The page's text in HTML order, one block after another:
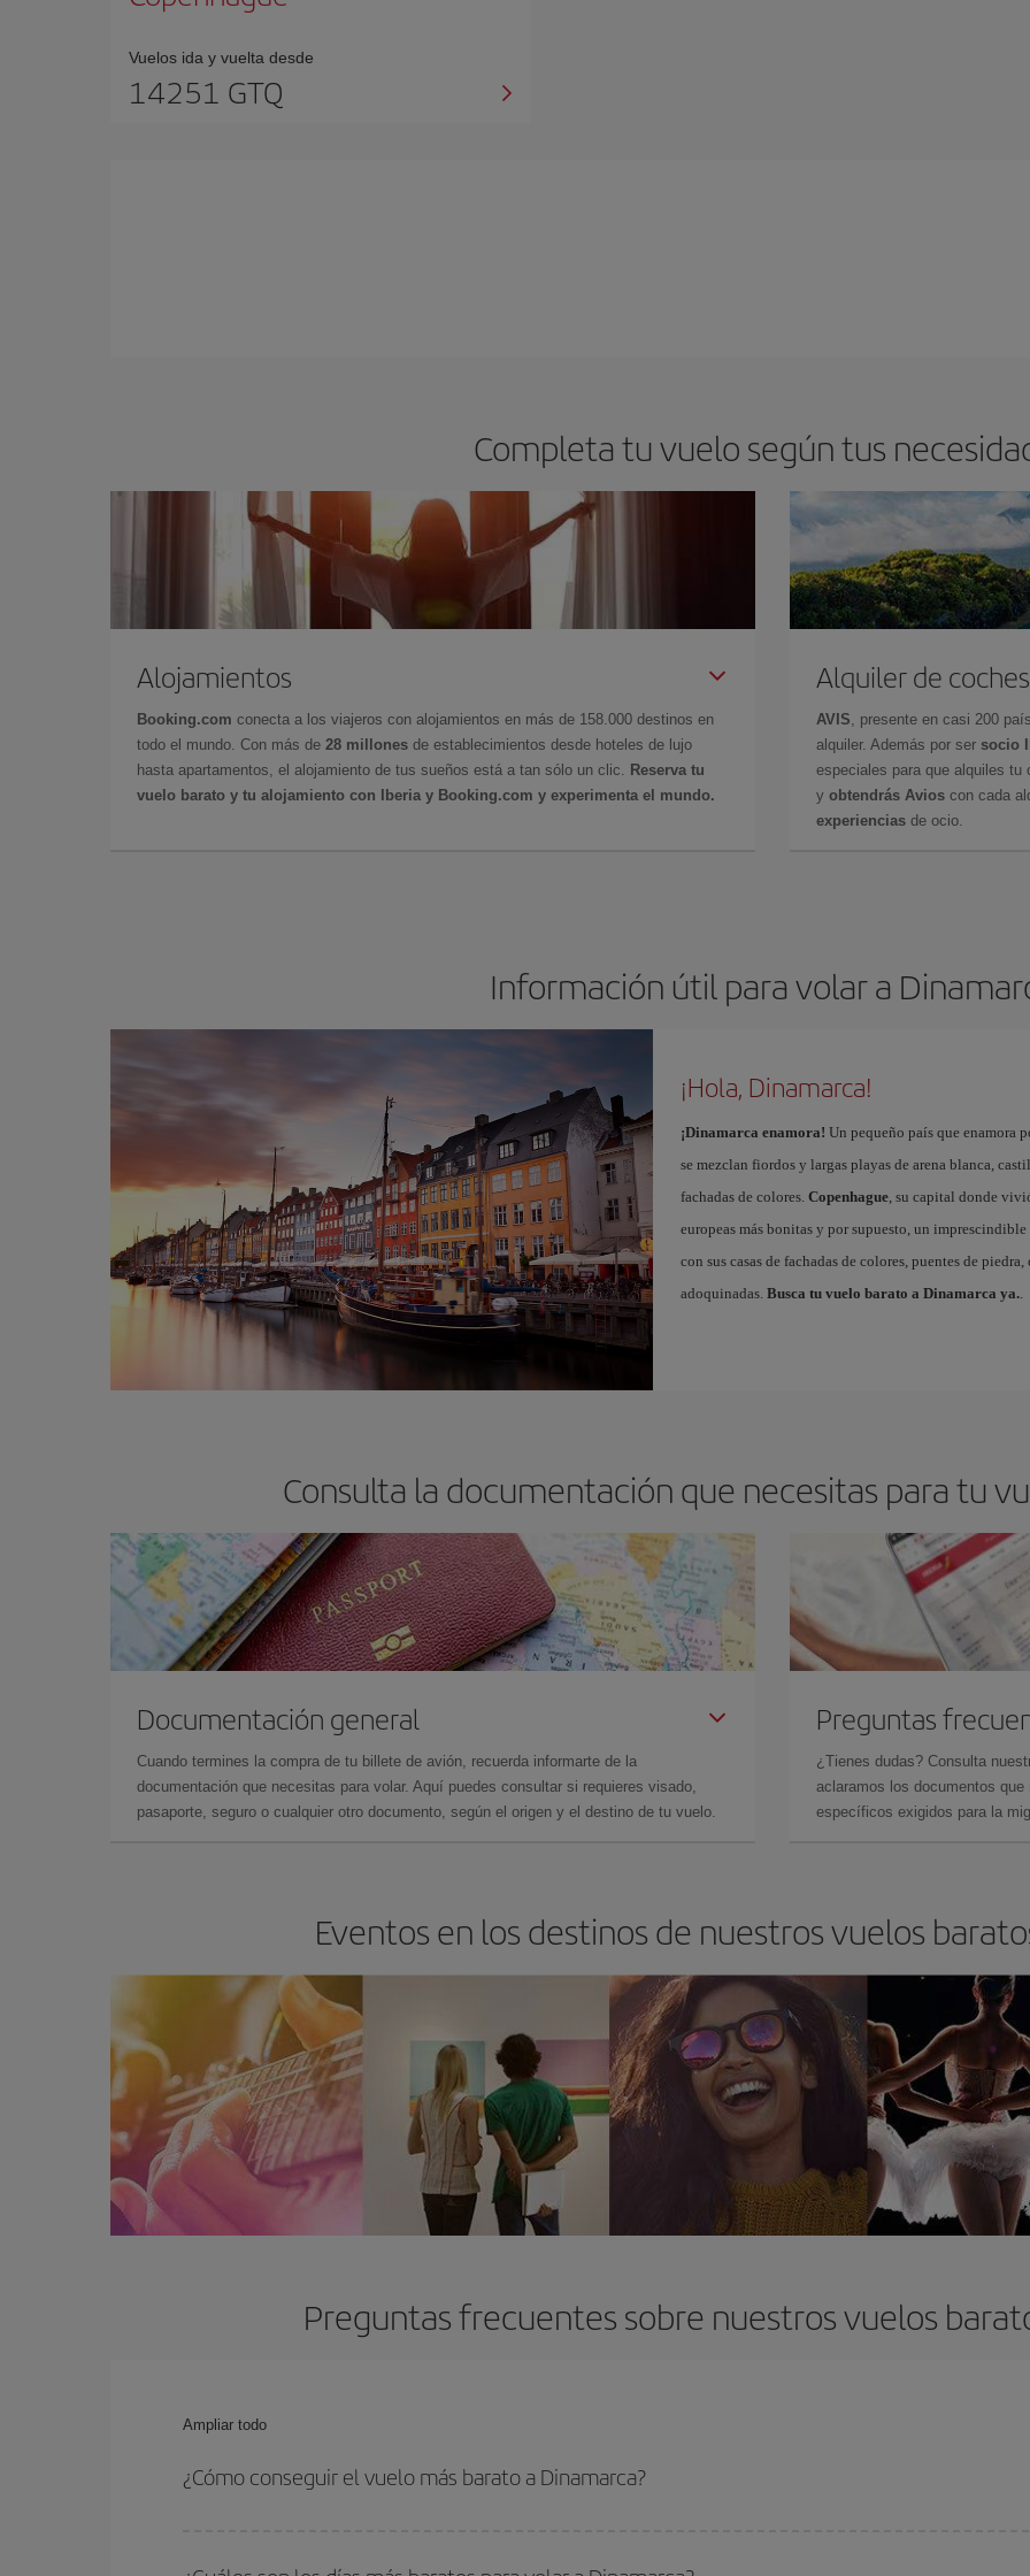
Vuelos ida y vuelta desde
14251 GTQ
Completa tu vuelo según tus
Alojamientos
Booking.com conecta a los viajeros con alojamientos en más de 158.000 destinos en
todo el mundo. Con más de 28 millones de establecimientos desde hoteles de lujo
hasta apartamentos, el alojamiento de tus sueños está a tan sólo un clic.
Reserva tu
vuelo barato y tu alojamiento con Iberia y Booking.com y experimenta el mundo.
Alquiler de coches
AVIS , presente en casi 200
alquiler. Además por ser socio
especiales para que alquiles tu
y obtendrás Avios con cada
experiencias de ocio.
Información útil para volar a
¡Hola, Dinamarca!
¡Dinamarca enamora! Un pequeño país que enamora
se mezclan fiordos y largas playas de arena blanca,
fachadas de colores. Copenhague, su capital donde
europeas más bonitas y por supuesto, un
con sus casas de fachadas de colores, puentes de
adoquinadas. Busca tu vuelo barato a Dinamarca ya..
Consulta la documentación que necesitas para tu
Documentación general
Cuando termines la compra de tu billete de avión, recuerda informarte de la
documentación que necesitas para volar. Aquí puedes consultar si requieres visado,
pasaporte, seguro o cualquier otro documento, según el origen y el destino de tu vuelo.
Preguntas
¿Tienes dudas? Consulta
aclaramos los documentos
específicos exigidos para la
Eventos en los destinos de nuestros vuelos
Preguntas frecuentes sobre nuestros vuelos
Ampliar todo
¿Cómo conseguir el vuelo más barato a Dinamarca?
vuelta. Además, si no tienes decidido un destino concreto para tu viaje, mira nuestras ofertas y déjate inspirar: seguro que